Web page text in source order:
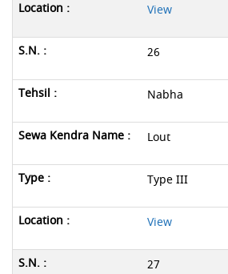
View
26
Nabha
Lout
Type III
View
27